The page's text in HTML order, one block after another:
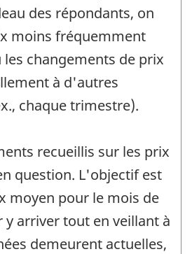
des répondants, on
moins fréquemment
les changements de prix
à d'autres
chaque trimestre).
recueillis sur les prix
question. L'objectif est
moyen pour le mois de
y arriver tout en veillant à
demeurent actuelles,